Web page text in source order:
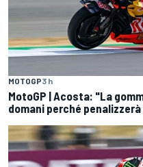
MOTOGP3 h
MotoGP | Acosta: "La
domani perché